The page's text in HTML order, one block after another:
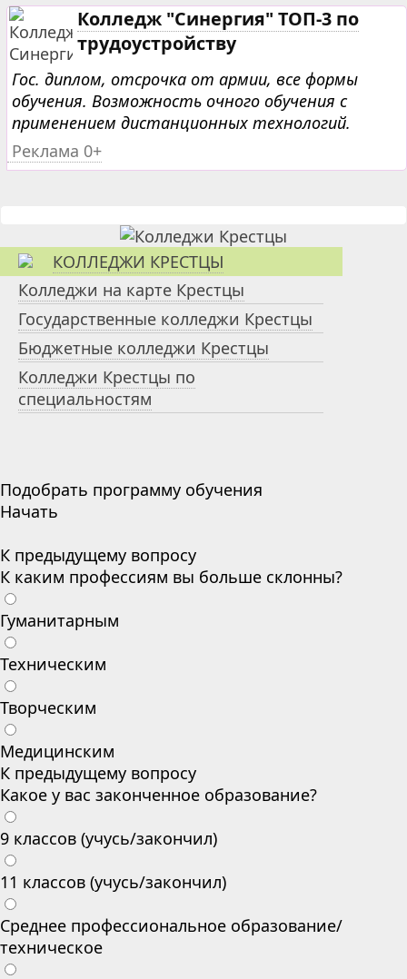
Колледж "Синергия" ТОП-3 по
трудоустройству
Гос. диплом, отсрочка от армии, все формы
обучения. Возможность очного обучения с
применением дистанционных технологий.
Реклама 0+
КОЛЛЕДЖИ КРЕСТЦЫ
Колледжи на карте Крестцы
Государственные колледжи Крестцы
Бюджетные колледжи Крестцы
Колледжи Крестцы по
специальностям
Подобрать программу обучения
Начать
К предыдущему вопросу
К каким профессиям вы больше склонны?
Гуманитарным
Техническим
Творческим
Медицинским
К предыдущему вопросу
Какое у вас законченное образование?
9 классов (учусь/закончил)
11 классов (учусь/закончил)
Среднее профессиональное образование/
техническое